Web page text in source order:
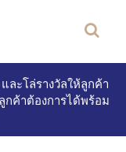
ละโล่รางวัลให้ลูกค้า
ค้าต้องการได้พร้อม